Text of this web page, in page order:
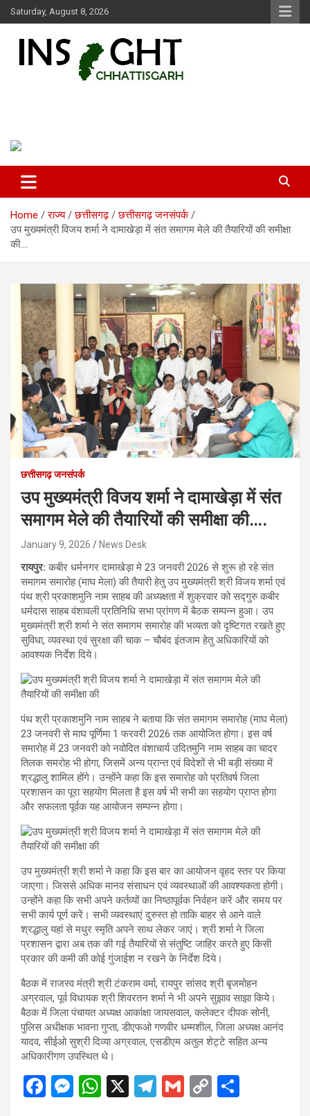
Skip
to
Saturday, August 8, 2026
Home राज्य छत्तीसगढ़
छत्तीसगढ़ जनसंपर्क
उप मुख्यमंत्री विजय शर्मा ने दामाखेड़ा में संत समागम मेले की तैयारियों की समीक्षा
की….
छत्तीसगढ़ जनसंपर्क
उप मुख्यमंत्री विजय शर्मा ने दामाखेड़ा में संत
समागम मेले की तैयारियों की समीक्षा की….
January 9, 2026 News Desk
रायपुर:कबीर धर्मनगर दामाखेड़ा मे 23 जनवरी 2026 से शुरू हो रहे संत
समागम समारोह (माघ मेला) की तैयारी हेतु उप मुख्यमंत्री श्री विजय शर्मा एवं
पंथ श्री प्रकाशमुनि नाम साहब की अध्यक्षता में शुक्रवार को सद्गुरु कबीर
धर्मदास साहब वंशावली प्रतिनिधि सभा प्रांगण में बैठक सम्पन्न हुआ। उप
मुख्यमंत्री श्री शर्मा ने संत समागम समारोह की भव्यता को दृष्टिगत रखते हुए
सुविधा, व्यवस्था एवं सुरक्षा की चाक – चौबंद इंतजाम हेतु अधिकारियों को
आवश्यक निर्देश दिये।
पंथ श्री प्रकाशमुनि नाम साहब ने बताया कि संत समागम समारोह (माघ मेला)
23 जनवरी से माघ पूर्णिमा 1 फरवरी 2026 तक आयोजित होगा। इस वर्ष
समारोह में 23 जनवरी को नवोदित वंशाचार्य उदितमुनि नाम साहब का चादर
तिलक समरोह भी होगा, जिसमें अन्य प्रान्त एवं विदेशों से भी बड़ी संख्या में
श्रद्धालु शामिल होंगे। उन्होंने कहा कि इस समारोह को प्रतिवर्ष जिला
प्रशासन का पूरा सहयोग मिलता है इस वर्ष भी सभी का सहयोग प्राप्त होगा
और सफलता पूर्वक यह आयोजन सम्पन्न होगा।
उप मुख्यमंत्री श्री शर्मा ने कहा कि इस बार का आयोजन वृहद स्तर पर किया
जाएगा। जिससे अधिक मानव संसाधन एवं व्यवस्थाओं की आवश्यकता होगी।
उन्होंने कहा कि सभी अपने कर्तव्यों का निष्ठापूर्वक निर्वहन करें और समय पर
सभी कार्य पूर्ण करें। सभी व्यवस्थाएं दुरुस्त हो ताकि बाहर से आने वाले
श्रद्धालु यहां से मधुर स्मृति अपने साथ लेकर जाएं। श्री शर्मा ने जिला
प्रशासन द्वारा अब तक की गई तैयारियों से संतुष्टि जाहिर करते हुए किसी
प्रकार की कमी की कोई गुंजाईश न रखने के निर्देश दिये।
बैठक में राजस्व मंत्री श्री टंकराम वर्मा, रायपुर सांसद श्री बृजमोहन
अग्रवाल, पूर्व विधायक श्री शिवरतन शर्मा ने भी अपने सुझाव साझा किये।
बैठक में जिला पंचायत अध्यक्ष आकांक्षा जायसवाल, कलेक्टर दीपक सोनी,
पुलिस अधीक्षक भावना गुप्ता, डीएफओ गणवीर धम्मशील, जिला अध्यक्ष आनंद
यादव, सीईओ सुश्री दिव्या अग्रवाल, एसडीएम अतुल शेट्टे सहित अन्य
अधिकारीगण उपस्थित थे।
F
M W X
T
G
C